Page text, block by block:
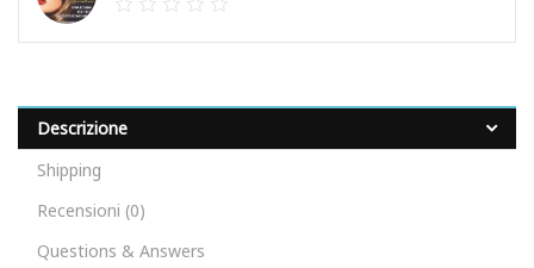
Descrizione
Shipping
Recensioni (0)
Questions & Answers